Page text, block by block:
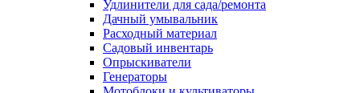
Удлинители для сада/ремонта
Дачный умывальник
Расходный материал
Садовый инвентарь
Опрыскиватели
Генераторы